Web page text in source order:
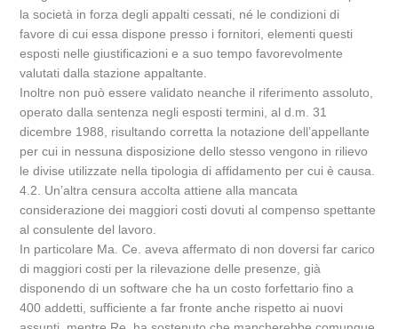
la società in forza degli appalti cessati, né le condizioni di
favore di cui essa dispone presso i fornitori, elementi questi
esposti nelle giustificazioni e a suo tempo favorevolmente
valutati dalla stazione appaltante.
Inoltre non può essere validato neanche il riferimento assoluto,
operato dalla sentenza negli esposti termini, al d.m. 31
dicembre 1988, risultando corretta la notazione dell’appellante
per cui in nessuna disposizione dello stesso vengono in rilievo
le divise utilizzate nella tipologia di affidamento per cui è causa.
4.2. Un’altra censura accolta attiene alla mancata
considerazione dei maggiori costi dovuti al compenso spettante
al consulente del lavoro.
In particolare Ma. Ce. aveva affermato di non doversi far carico
di maggiori costi per la rilevazione delle presenze, già
disponendo di un software che ha un costo forfettario fino a
400 addetti, sufficiente a far fronte anche rispetto ai nuovi